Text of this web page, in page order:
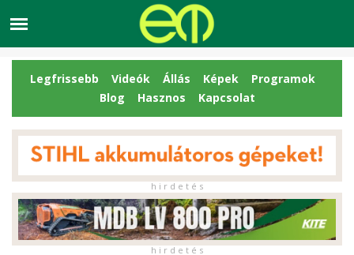
Legfrissebb Videók Állás Képek
Programok
Blog
Hasznos Kapcsolat
h i r d e t é s
h i r d e t é s